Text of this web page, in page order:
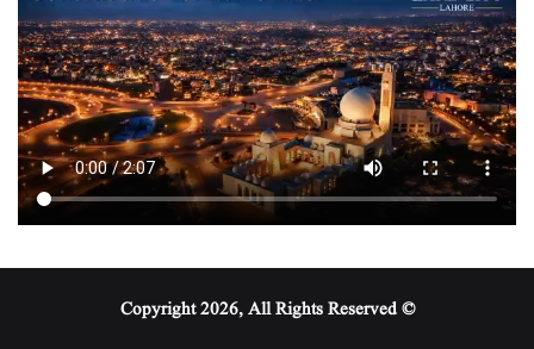
© Copyright 2026, All Rights Reserved